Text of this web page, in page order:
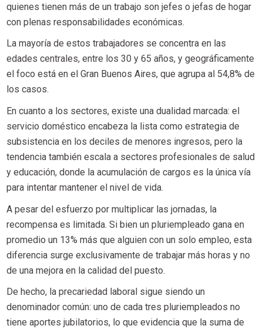
quienes tienen más de un trabajo son jefes o jefas de hogar
con plenas responsabilidades económicas.
La mayoría de estos trabajadores se concentra en las
edades centrales, entre los 30 y 65 años, y geográficamente
el foco está en el Gran Buenos Aires, que agrupa al 54,8% de
los casos.
En cuanto a los sectores, existe una dualidad marcada: el
servicio doméstico encabeza la lista como estrategia de
subsistencia en los deciles de menores ingresos, pero la
tendencia también escala a sectores profesionales de salud
y educación, donde la acumulación de cargos es la única vía
para intentar mantener el nivel de vida.
A pesar del esfuerzo por multiplicar las jornadas, la
recompensa es limitada. Si bien un pluriempleado gana en
promedio un 13% más que alguien con un solo empleo, esta
diferencia surge exclusivamente de trabajar más horas y no
de una mejora en la calidad del puesto.
De hecho, la precariedad laboral sigue siendo un
denominador común: uno de cada tres pluriempleados no
tiene aportes jubilatorios, lo que evidencia que la suma de